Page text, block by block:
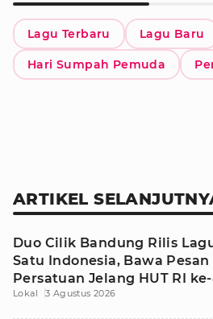
Lagu Terbaru Lagu Baru
Hari Sumpah Pemuda
ARTIKEL
Duo Cilik Bandung Rilis
Satu Indonesia, Bawa Pesan
Persatuan Jelang HUT RI ke-
Lokal 3 Agustus 2026